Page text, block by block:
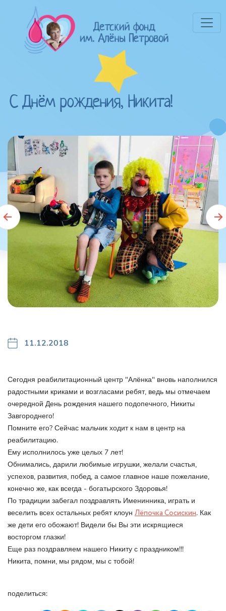
С Днём рождения, Никита!
11.12.2018
Сегодня реабилитационный центр "Алёнка" вновь наполнился
радостными криками и возгласами ребят, ведь мы отмечаем
очередной День рождения нашего подопечного, Никиты
Завгороднего!
Помните его? Сейчас мальчик ходит к нам в центр на
реабилитацию.
Ему исполнилось уже целых 7 лет!
Обнимались, дарили любимые игрушки, желали счастья,
успехов, развития, побед, а самое главное наше пожелание,
конечно же, как всегда - богатырского Здоровья!
По традиции забегал поздравлять Именинника, играть и
веселить всех остальных ребят клоун Лёпочка Сосискин. Как
же дети его обожают! Видели бы Вы эти искрящиеся
восторгом глазки!
Еще раз поздравляем нашего Никиту с праздником!!!
Никита, помни, мы рядом, мы с тобой!
поделиться: